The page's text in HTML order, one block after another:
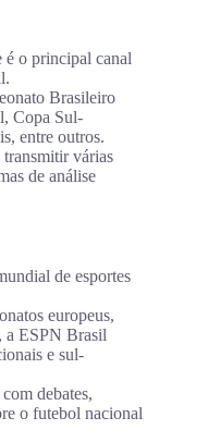
é o principal canal
Brasileiro
Copa Sul-
entre outros.
várias
de análise
de esportes
europeus,
a ESPN Brasil
e sul-
debates,
o futebol nacional